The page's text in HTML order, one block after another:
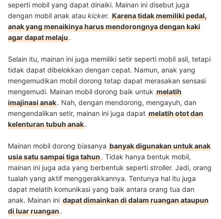
seperti mobil yang dapat dinaiki. Mainan ini disebut juga
dengan mobil anak atau kicker. Karena tidak memiliki pedal,
anak yang menaikinya harus mendorongnya dengan kaki
agar dapat melaju.
Selain itu, mainan ini juga memiliki setir seperti mobil asli, tetapi
tidak dapat dibelokkan dengan cepat. Namun, anak yang
mengemudikan mobil dorong tetap dapat merasakan sensasi
mengemudi. Mainan mobil dorong baik untuk melatih
imajinasi anak. Nah, dengan mendorong, mengayuh, dan
mengendalikan setir, mainan ini juga dapat melatih otot dan
kelenturan tubuh anak.
Mainan mobil dorong biasanya banyak digunakan untuk anak
usia satu sampai tiga tahun. Tidak hanya bentuk mobil,
mainan ini juga ada yang berbentuk seperti stroller. Jadi, orang
tualah yang aktif menggerakkannya. Tentunya hal itu juga
dapat melatih komunikasi yang baik antara orang tua dan
anak. Mainan ini dapat dimainkan di dalam ruangan ataupun
di luar ruangan.